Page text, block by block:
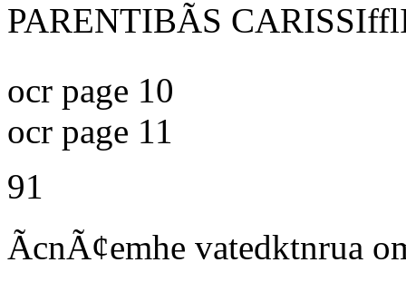
PARENTIBÃS
ocr page 10
ocr page 11
91
ÃcnÃ¢emhe vatedktnrua